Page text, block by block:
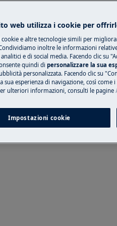
disattivare
web utilizza i cookie per
cookie e altre tecnologie simili per
inoltre le informazioni
e di social media. Facendo clic su
quindi di personalizzare la sua
personalizzata. Facendo clic su
sua esperienza di navigazione, così
ulteriori informazioni, consulti le pagine
Impostazioni cookie